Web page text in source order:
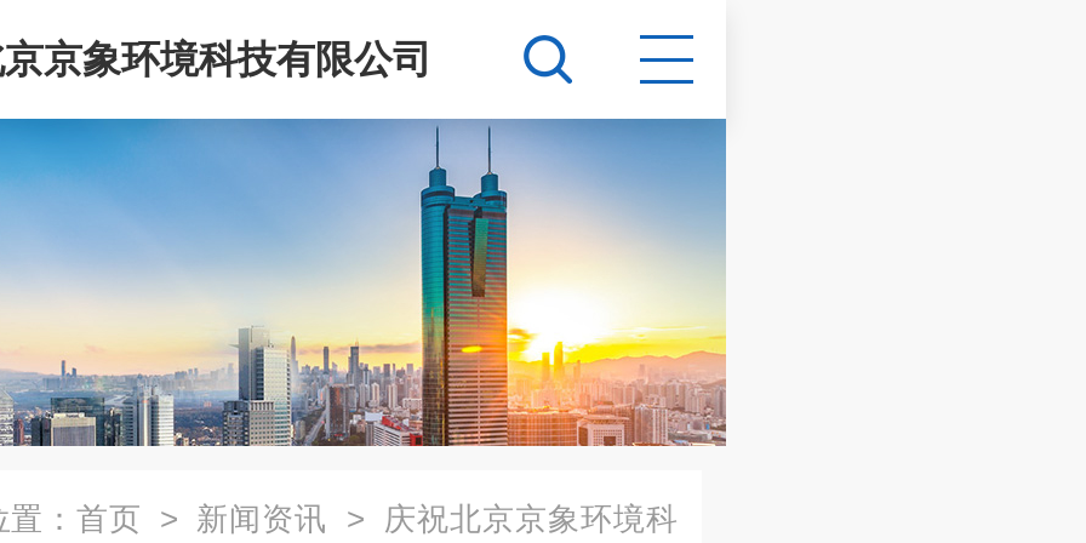
京象环境科技有限公司
： 首页 > 新闻资讯 > 庆祝北京京象环境科